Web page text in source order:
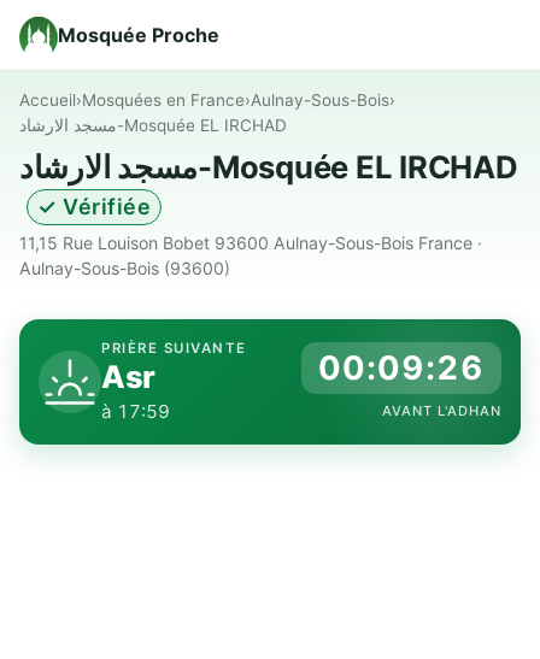
Mosquée Proche
Accueil›Mosquées en France›Aulnay-Sous-Bois›
مسجد الارشاد-Mosquée EL IRCHAD
مسجد الارشاد-Mosquée EL IRCHAD
✓ Vérifiée
11,15 Rue Louison Bobet 93600 Aulnay-Sous-Bois France ·
Aulnay-Sous-Bois (93600)
PRIÈRE SUIVANTE
Asr
à 17:59
00:09:25
AVANT L'ADHAN